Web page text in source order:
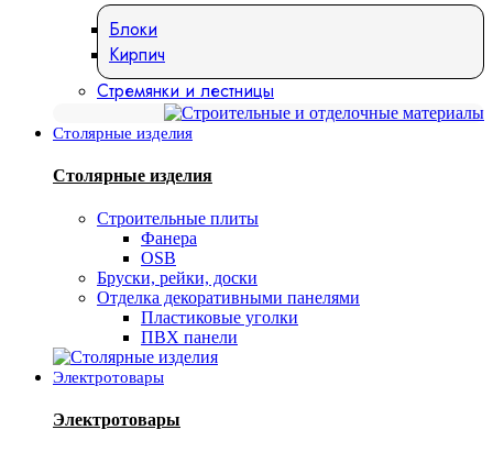
Блоки
Кирпич
Стремянки и лестницы
Столярные изделия
Столярные изделия
Строительные плиты
Фанера
OSB
Бруски, рейки, доски
Отделка декоративными панелями
Пластиковые уголки
ПВХ панели
Электротовары
Электротовары